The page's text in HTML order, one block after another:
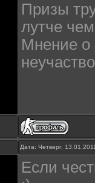
Призы
лутче
Мнение о
Дата: Четверг,
Если